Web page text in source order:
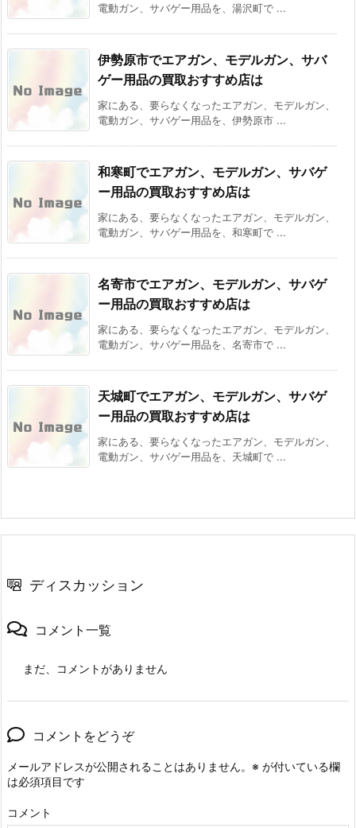
電動ガン、サバゲー用品を、湯沢町で ...
伊勢原市でエアガン、モデルガン、サバ
ゲー用品の買取おすすめ店は
家にある、要らなくなったエアガン、モデルガン、
電動ガン、サバゲー用品を、伊勢原市 ...
和寒町でエアガン、モデルガン、サバゲ
ー用品の買取おすすめ店は
家にある、要らなくなったエアガン、モデルガン、
電動ガン、サバゲー用品を、和寒町で ...
名寄市でエアガン、モデルガン、サバゲ
ー用品の買取おすすめ店は
家にある、要らなくなったエアガン、モデルガン、
電動ガン、サバゲー用品を、名寄市で ...
天城町でエアガン、モデルガン、サバゲ
ー用品の買取おすすめ店は
家にある、要らなくなったエアガン、モデルガン、
電動ガン、サバゲー用品を、天城町で ...
ディスカッション
コメント一覧
まだ、コメントがありません
コメントをどうぞ
メールアドレスが公開されることはありません。 ※ が付いている欄
は必須項目です
コメント